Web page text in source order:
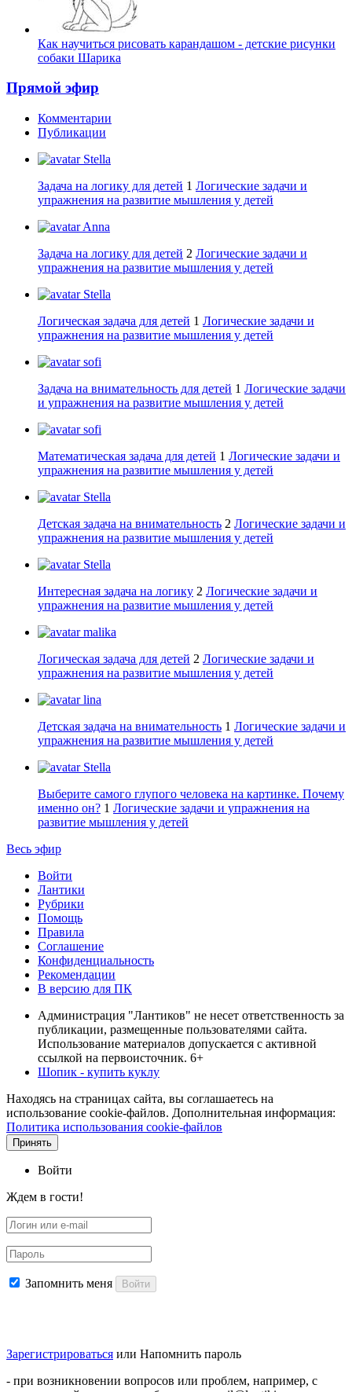
Как научиться рисовать карандашом - детские рисунки
собаки Шарика
Прямой эфир
Комментарии
Публикации
Stella
Задача на логику для детей 1 Логические задачи и
упражнения на развитие мышления у детей
Anna
Задача на логику для детей 2 Логические задачи и
упражнения на развитие мышления у детей
Stella
Логическая задача для детей 1 Логические задачи и
упражнения на развитие мышления у детей
sofi
Задача на внимательность для детей 1 Логические задачи
и упражнения на развитие мышления у детей
sofi
Математическая задача для детей 1 Логические задачи и
упражнения на развитие мышления у детей
Stella
Детская задача на внимательность 2 Логические задачи и
упражнения на развитие мышления у детей
Stella
Интересная задача на логику 2 Логические задачи и
упражнения на развитие мышления у детей
malika
Логическая задача для детей 2 Логические задачи и
упражнения на развитие мышления у детей
lina
Детская задача на внимательность 1 Логические задачи и
упражнения на развитие мышления у детей
Stella
Выберите самого глупого человека на картинке. Почему
именно он? 1 Логические задачи и упражнения на
развитие мышления у детей
Весь эфир
Войти
Лантики
Рубрики
Помощь
Правила
Соглашение
Конфиденциальность
Рекомендации
В версию для ПК
Администрация "Лантиков" не несет ответственность за
публикации, размещенные пользователями сайта.
Использование материалов допускается с активной
ссылкой на первоисточник. 6+
Шопик - купить куклу
Находясь на страницах сайта, вы соглашаетесь на
использование cookie-файлов. Дополнительная информация:
Политика использования cookie-файлов
Принять
Войти
Ждем в гости!
Запомнить меня Войти
Зарегистрироваться или Напомнить пароль
- при возникновении вопросов или проблем, например, с